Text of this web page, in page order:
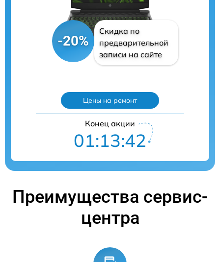
-20%
Скидка по
предварительной
записи на сайте
Цены на ремонт
Конец акции
01:13:41
Преимущества сервис-
центра